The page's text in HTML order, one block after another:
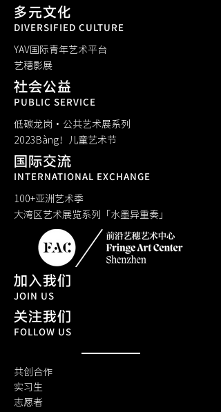
多元文化
DIVERSIFIED CULTURE
YAV国际青年艺术平台
​艺穗影展
社会公益
PUBLIC SERVICE
低碳龙岗·公共艺术展系列
​2023Bàng！儿童艺术节
国际交流
INTERNATIONAL EXCHANGE
100+亚洲艺术季
大湾区艺术展览系列「水墨异重奏」
加入我们
JOIN US
关注我们
FOLLOW US
共创合作
实习生
​志愿者